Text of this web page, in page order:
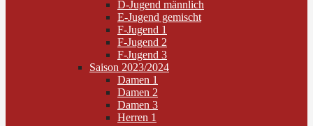
D-Jugend männlich
E-Jugend gemischt
F-Jugend 1
F-Jugend 2
F-Jugend 3
Saison 2023/2024
Damen 1
Damen 2
Damen 3
Herren 1